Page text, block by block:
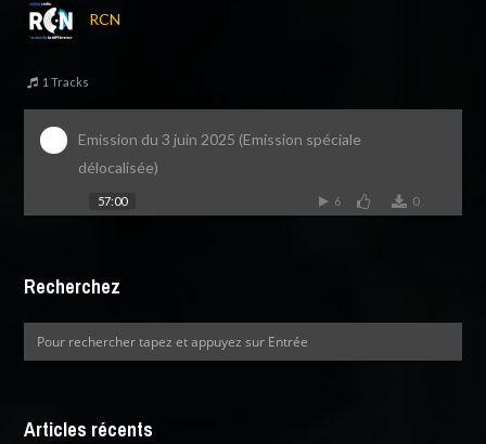
RCN
1 Tracks
Emission du 3 juin 2025 (Emission spéciale
délocalisée)
57:00 6 0
Recherchez
Articles récents